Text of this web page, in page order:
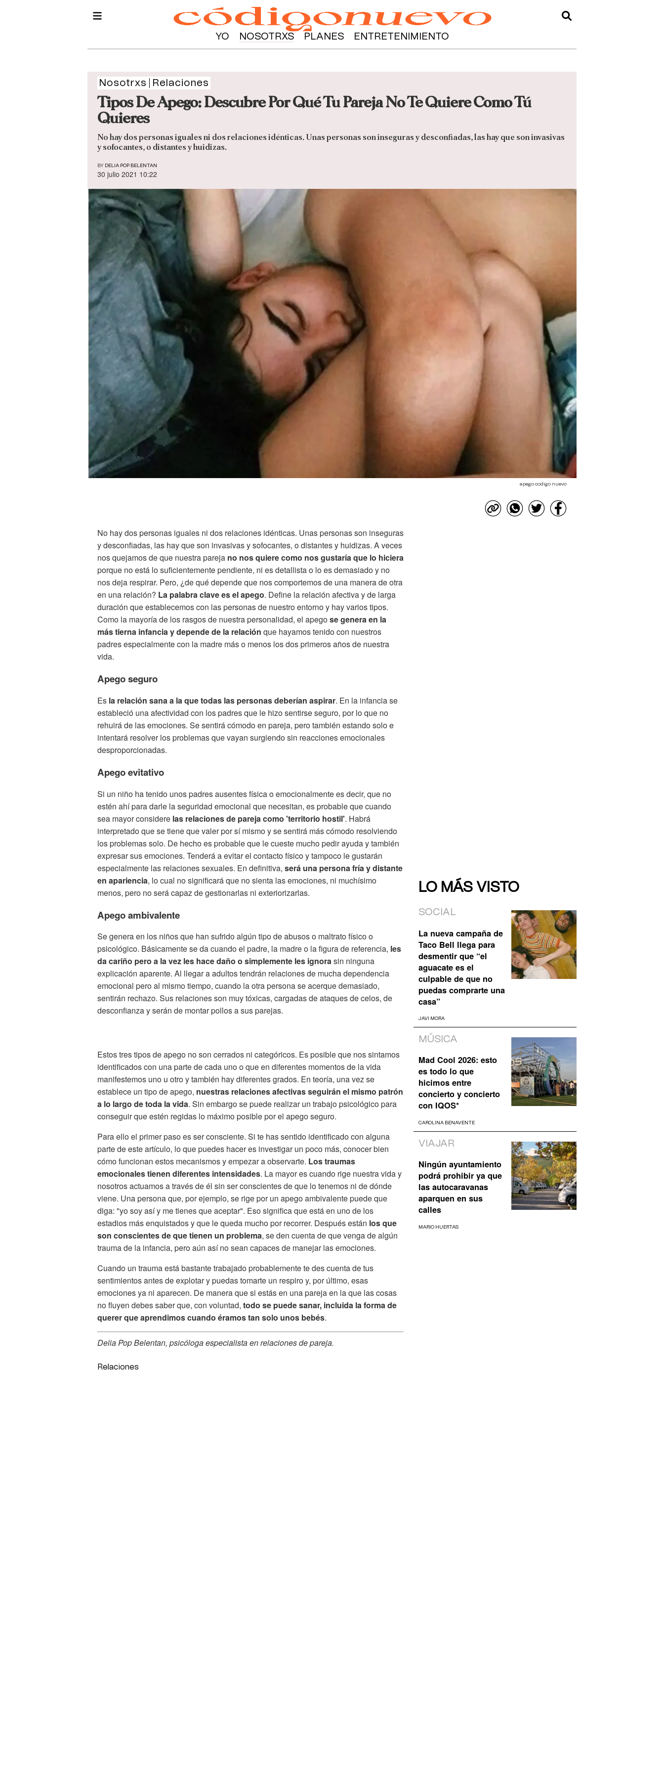
YO NOSOTRXS PLANES ENTRETENIMIENTO
Nosotrxs Relaciones
Tipos De Apego: Descubre Por Qué Tu Pareja No Te Quiere Como Tú
Quieres
No hay dos personas iguales ni dos relaciones idénticas. Unas personas son inseguras y desconfiadas, las hay que son invasivas
y sofocantes, o distantes y huidizas.
BY DELIA POP BELENTAN
30 julio 2021 10:22
apego codigo nuevo
No hay dos personas iguales ni dos relaciones idénticas. Unas personas son inseguras
y desconfiadas, las hay que son invasivas y sofocantes, o distantes y huidizas. A veces
nos quejamos de que nuestra pareja no nos quiere como nos gustaría que lo hiciera
porque no está lo suficientemente pendiente, ni es detallista o lo es demasiado y no
nos deja respirar. Pero, ¿de qué depende que nos comportemos de una manera de otra
en una relación? La palabra clave es el apego. Define la relación afectiva y de larga
duración que establecemos con las personas de nuestro entorno y hay varios tipos.
Como la mayoría de los rasgos de nuestra personalidad, el apegose genera en la
más tierna infancia y depende de la relación que hayamos tenido con nuestros
padres especialmente con la madre más o menos los dos primeros años de nuestra
vida.
Apego seguro
Es la relación sana a la que todas las personas deberían aspirar. En la infancia se
estableció una afectividad con los padres que le hizo sentirse seguro, por lo que no
rehuirá de las emociones. Se sentirá cómodo en pareja, pero también estando solo e
intentará resolver los problemas que vayan surgiendo sin reacciones emocionales
desproporcionadas.
Apego evitativo
Si un niño ha tenido unos padres ausentes física o emocionalmente es decir, que no
estén ahí para darle la seguridad emocional que necesitan, es probable que cuando
sea mayor considere las relaciones de pareja como 'territorio hostil'. Habrá
interpretado que se tiene que valer por sí mismo y se sentirá más cómodo resolviendo
los problemas solo. De hecho es probable que le cueste mucho pedir ayuda y también
expresar sus emociones. Tenderá a evitar el contacto físico y tampoco le gustarán
especialmente las relaciones sexuales. En definitiva, será una persona fría y distante
en apariencia, lo cual no significará que no sienta las emociones, ni muchísimo
menos, pero no será capaz de gestionarlas ni exteriorizarlas.
Apego ambivalente
Se genera en los niños que han sufrido algún tipo de abusos o maltrato físico o
psicológico. Básicamente se da cuando el padre, la madre o la figura de referencia, les
da cariño pero a la vez les hace daño o simplemente les ignorasin ninguna
explicación aparente. Al llegar a adultos tendrán relaciones de mucha dependencia
emocional pero al mismo tiempo, cuando la otra persona se acerque demasiado,
sentirán rechazo. Sus relaciones son muy tóxicas, cargadas de ataques de celos, de
desconfianza y serán de montar pollos a sus parejas.
Estos tres tipos de apego no son cerrados ni categóricos. Es posible que nos sintamos
identificados con una parte de cada uno o que en diferentes momentos de la vida
manifestemos uno u otro y también hay diferentes grados. En teoría, una vez se
establece un tipo de apego, nuestras relaciones afectivas seguirán el mismo patrón
a lo largo de toda la vida. Sin embargo se puede realizar un trabajo psicológico para
conseguir que estén regidas lo máximo posible por el apego seguro.
Para ello el primer paso es ser consciente. Si te has sentido identificado con alguna
parte de este artículo, lo que puedes hacer es investigar un poco más, conocer bien
cómo funcionan estos mecanismos y empezar a observarte. Los traumas
emocionales tienen diferentes intensidades. La mayor es cuando rige nuestra vida y
nosotros actuamos a través de él sin ser conscientes de que lo tenemos ni de dónde
viene. Una persona que, por ejemplo, se rige por un apego ambivalente puede que
diga: "yo soy así y me tienes que aceptar". Eso significa que está en uno de los
estadios más enquistados y que le queda mucho por recorrer. Después están los que
son conscientes de que tienen un problema, se den cuenta de que venga de algún
trauma de la infancia, pero aún así no sean capaces de manejar las emociones.
Cuando un trauma está bastante trabajado probablemente te des cuenta de tus
sentimientos antes de explotar y puedas tomarte un respiro y, por último, esas
emociones ya ni aparecen. De manera que si estás en una pareja en la que las cosas
no fluyen debes saber que, con voluntad, todo se puede sanar, incluida la forma de
querer que aprendimos cuando éramos tan solo unos bebés.
Delia Pop Belentan, psicóloga especialista en relaciones de pareja.
Relaciones
LO MÁS VISTO
SOCIAL
La nueva campaña de
Taco Bell llega para
desmentir que “el
aguacate es el
culpable de que no
puedas comprarte una
casa”
JAVI MORA
MÚSICA
Mad Cool 2026: esto
es todo lo que
hicimos entre
concierto y concierto
con IQOS*
CAROLINA BENAVENTE
VIAJAR
Ningún ayuntamiento
podrá prohibir ya que
las autocaravanas
aparquen en sus
calles
MARIO HUERTAS